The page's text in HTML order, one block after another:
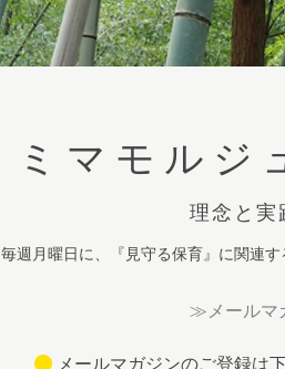
ミマモルジ
理念と実
毎週月曜日に、『見守る保育』に関連
≫メールマ
メールマガジンのご登録は